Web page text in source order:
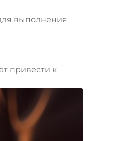
выполнения
привести к